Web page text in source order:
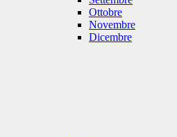
Ottobre
Novembre
Dicembre